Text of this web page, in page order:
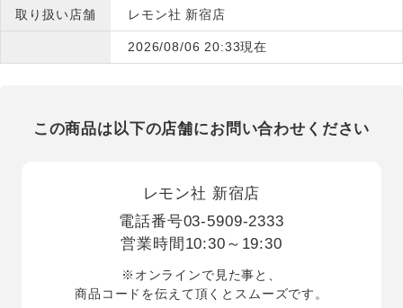
取り扱い店舗 レモン社 新宿店
2026/08/06 20:33現在
この商品は以下の店舗にお問い合わせください
レモン社 新宿店
電話番号03-5909-2333
営業時間 10:30～19:30
※オンラインで見た事と、
商品コードを伝えて頂くとスムーズです。